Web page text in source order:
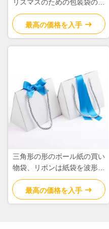
リスマスのための包装袋の生
物分解性のカスタマイズされ
た重量
最高の価格を入手
三角形の形のボール紙の買い
物袋、リボンは紙袋を波形を
付けました
最高の価格を入手